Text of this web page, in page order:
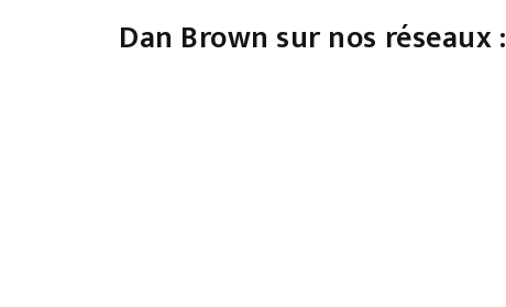
Dan Brown sur nos réseaux :